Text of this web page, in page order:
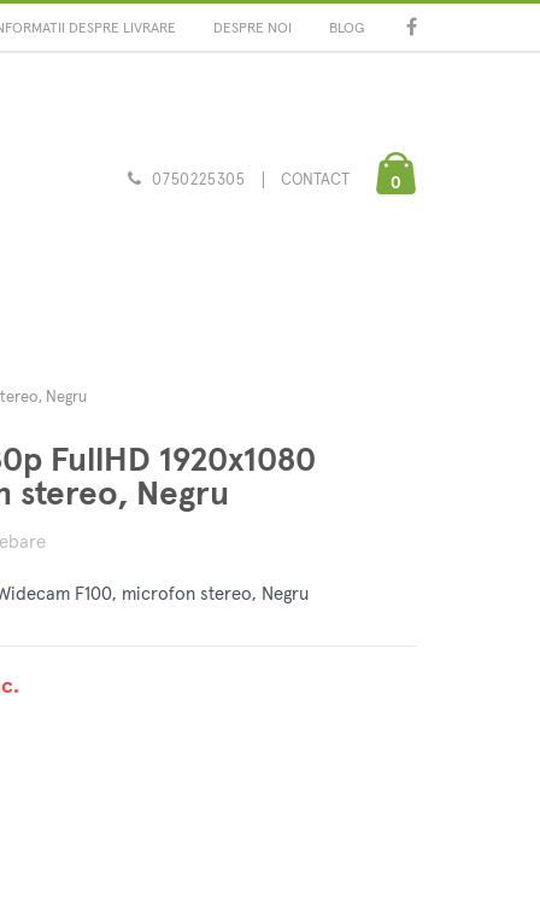
DESPRE LIVRARE DESPRE NOI BLOG
0750225305 CONTACT 0
Negru
FullHD 1920x1080
stereo, Negru
F100, microfon stereo, Negru